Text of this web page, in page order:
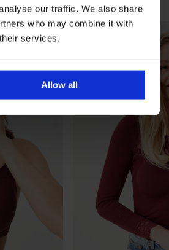
our traffic. We also share
who may combine it with
services.
Allow all
Kod
ALL25